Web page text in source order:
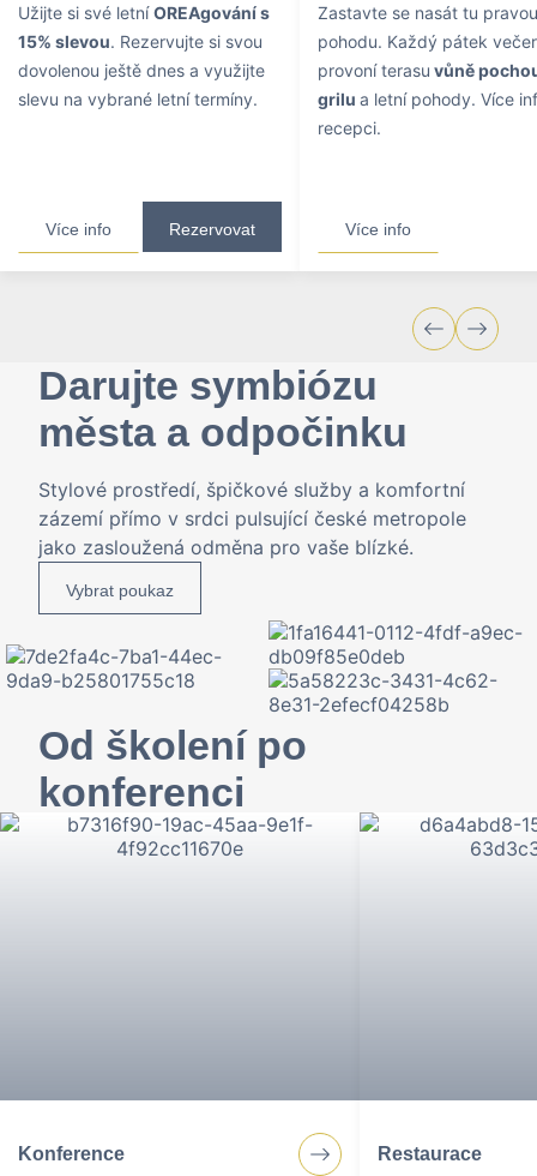
Užijte si své letníOREAgování s
15% slevou. Rezervujte si svou
dovolenou ještě dnes a využijte
slevu na vybrané letní termíny.
Více info Rezervovat
Zastavte se nasát tu
pohodu. Každý pátek večer
provoní terasu vůně
grilu a letní pohody. Více
recepci.
Více info
Darujte symbiózu
města a odpočinku
Stylové prostředí, špičkové služby a komfortní
zázemí přímo v srdci pulsující české metropole
jako zasloužená odměna pro vaše blízké.
Vybrat poukaz
Od školení po
konferenci
Odpočinek s rodinou, firemní konference nebo
výtečná gastronomie. Nabízíme všechny služby
Konference Restaurace